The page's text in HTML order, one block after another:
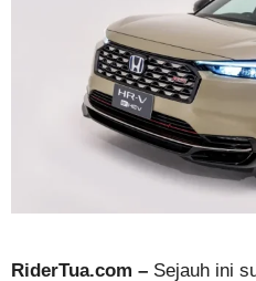
RiderTua.com – Sejauh ini